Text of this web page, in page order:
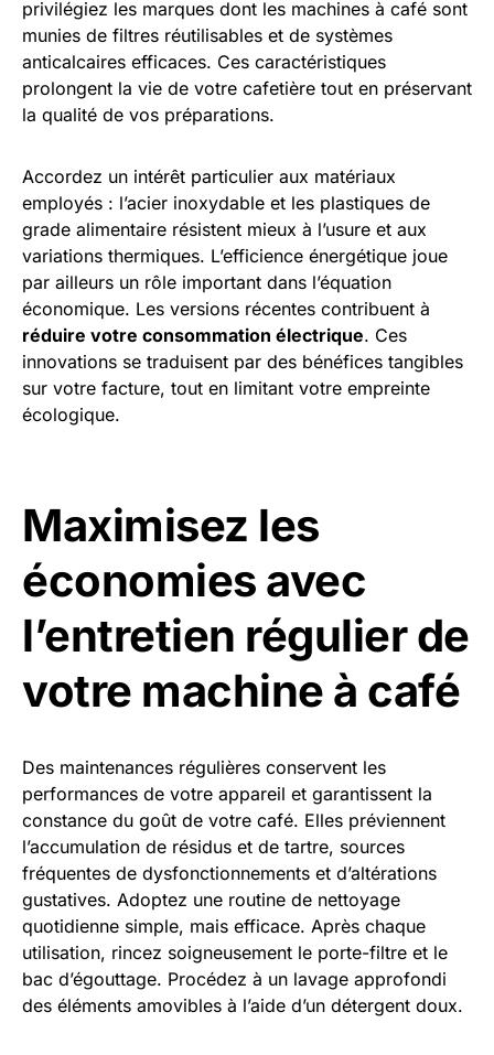
privilégiez les marques dont les machines à café sont
munies de filtres réutilisables et de systèmes
anticalcaires efficaces. Ces caractéristiques
prolongent la vie de votre cafetière tout en préservant
la qualité de vos préparations.
Accordez un intérêt particulier aux matériaux
employés : l’acier inoxydable et les plastiques de
grade alimentaire résistent mieux à l’usure et aux
variations thermiques. L’efficience énergétique joue
par ailleurs un rôle important dans l’équation
économique. Les versions récentes contribuent à
réduire votre consommation électrique. Ces
innovations se traduisent par des bénéfices tangibles
sur votre facture, tout en limitant votre empreinte
écologique.
Maximisez les
économies avec
l’entretien régulier de
votre machine à café
Des maintenances régulières conservent les
performances de votre appareil et garantissent la
constance du goût de votre café. Elles préviennent
l’accumulation de résidus et de tartre, sources
fréquentes de dysfonctionnements et d’altérations
gustatives. Adoptez une routine de nettoyage
quotidienne simple, mais efficace. Après chaque
utilisation, rincez soigneusement le porte-filtre et le
bac d’égouttage. Procédez à un lavage approfondi
des éléments amovibles à l’aide d’un détergent doux.